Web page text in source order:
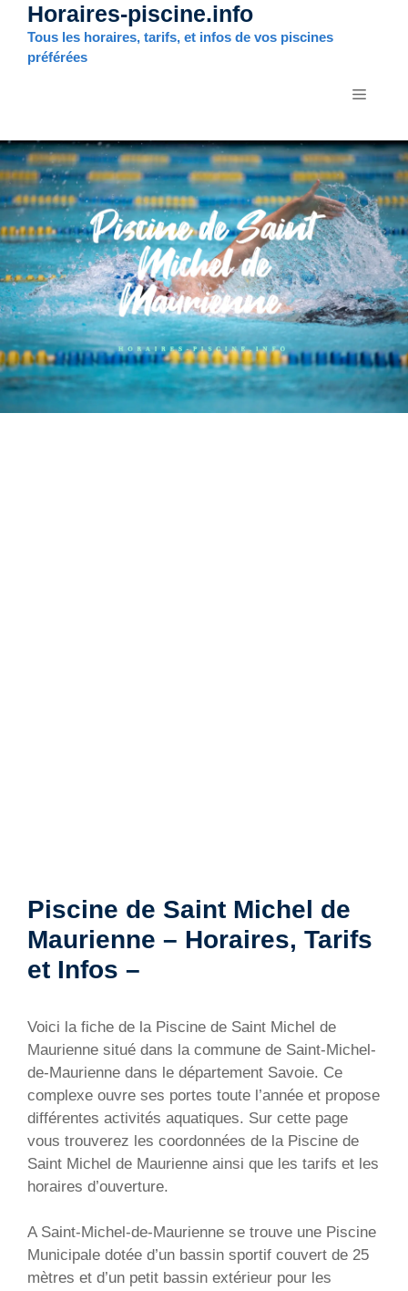
Aller
contenu
Horaires-piscine.info
Tous les horaires, tarifs, et infos de vos piscines
préférées
MENU
Piscine de Saint Michel de
Maurienne – Horaires, Tarifs
et Infos –
Voici la fiche de la Piscine de Saint Michel de
Maurienne situé dans la commune de Saint-Michel-
de-Maurienne dans le département Savoie. Ce
complexe ouvre ses portes toute l’année et propose
différentes activités aquatiques. Sur cette page
vous trouverez les coordonnées de la Piscine de
Saint Michel de Maurienne ainsi que les tarifs et les
horaires d’ouverture.
A Saint-Michel-de-Maurienne se trouve une Piscine
Municipale dotée d’un bassin sportif couvert de 25
mètres et d’un petit bassin extérieur pour les